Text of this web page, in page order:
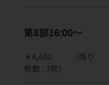
第8部16:00～
￥4,400 (残り
枚数 : 3枚)